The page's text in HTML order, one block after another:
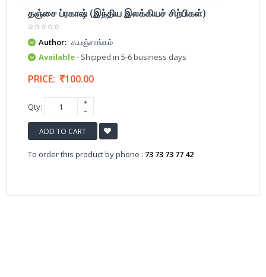
தஞ்சை ப்ரகாஷ் (இந்திய இலக்கியச் சிற்பிகள்)
Author: க.பஞ்சாங்கம்
Available- Shipped in 5-6 business days
PRICE: 100.00
Qty:
ADD TO CART
To order this product by phone : 73 73 73 77 42